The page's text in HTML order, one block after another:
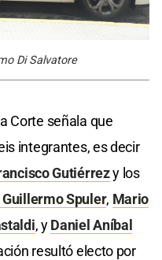
Di Salvatore
Corte señala que
integrantes, es decir
Gutiérrezy los
Guillermo Spuler, Mario
, yDaniel Aníbal
resultó electo por